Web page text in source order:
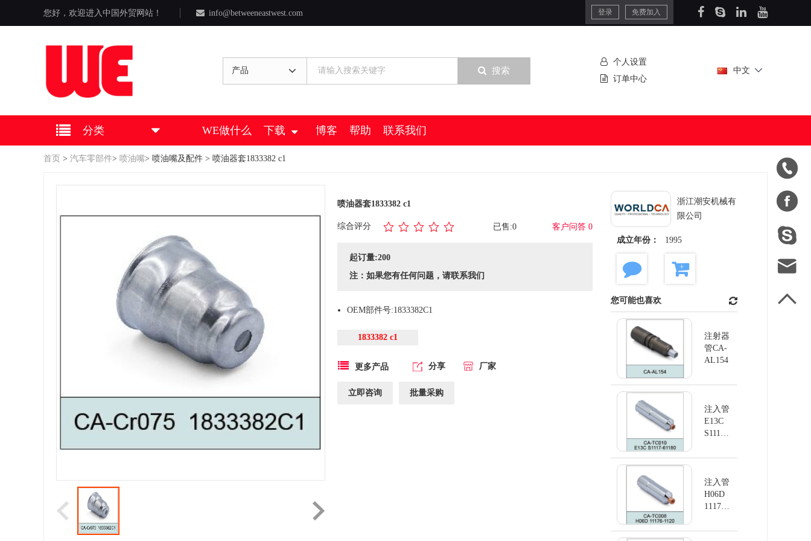
您好，欢迎进入中国外贸网站！ info@betweeneastwest.com 登录 免费加入





产品 搜索
个人设置
订单中心
中文
分类 WE做什么 下载 博客 帮助 联系我们
首页 > 汽车零部件> 喷油嘴> 喷油嘴及配件 > 喷油器套1833382 c1
喷油器套1833382 c1
综合评分 已售:0 客户问答 0
起订量:200
注：如果您有任何问题，请联系我们
OEM部件号:1833382C1
1833382 c1
更多产品 分享 厂家
立即咨询 批量采购
浙江潮安机械有
限公司
成立年份： 1995
您可能也喜欢
注射器
管CA-
AL154
注入管
E13C
S1117-
注入管
H06D
11176-